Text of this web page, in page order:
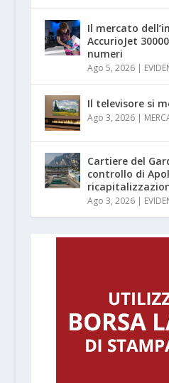
Il mercato
AccurioJet
numeri
Ago 5, 2026|
Il televisore si
Ago 3, 2026|
Cartiere del
controllo di
Ago 3, 2026|